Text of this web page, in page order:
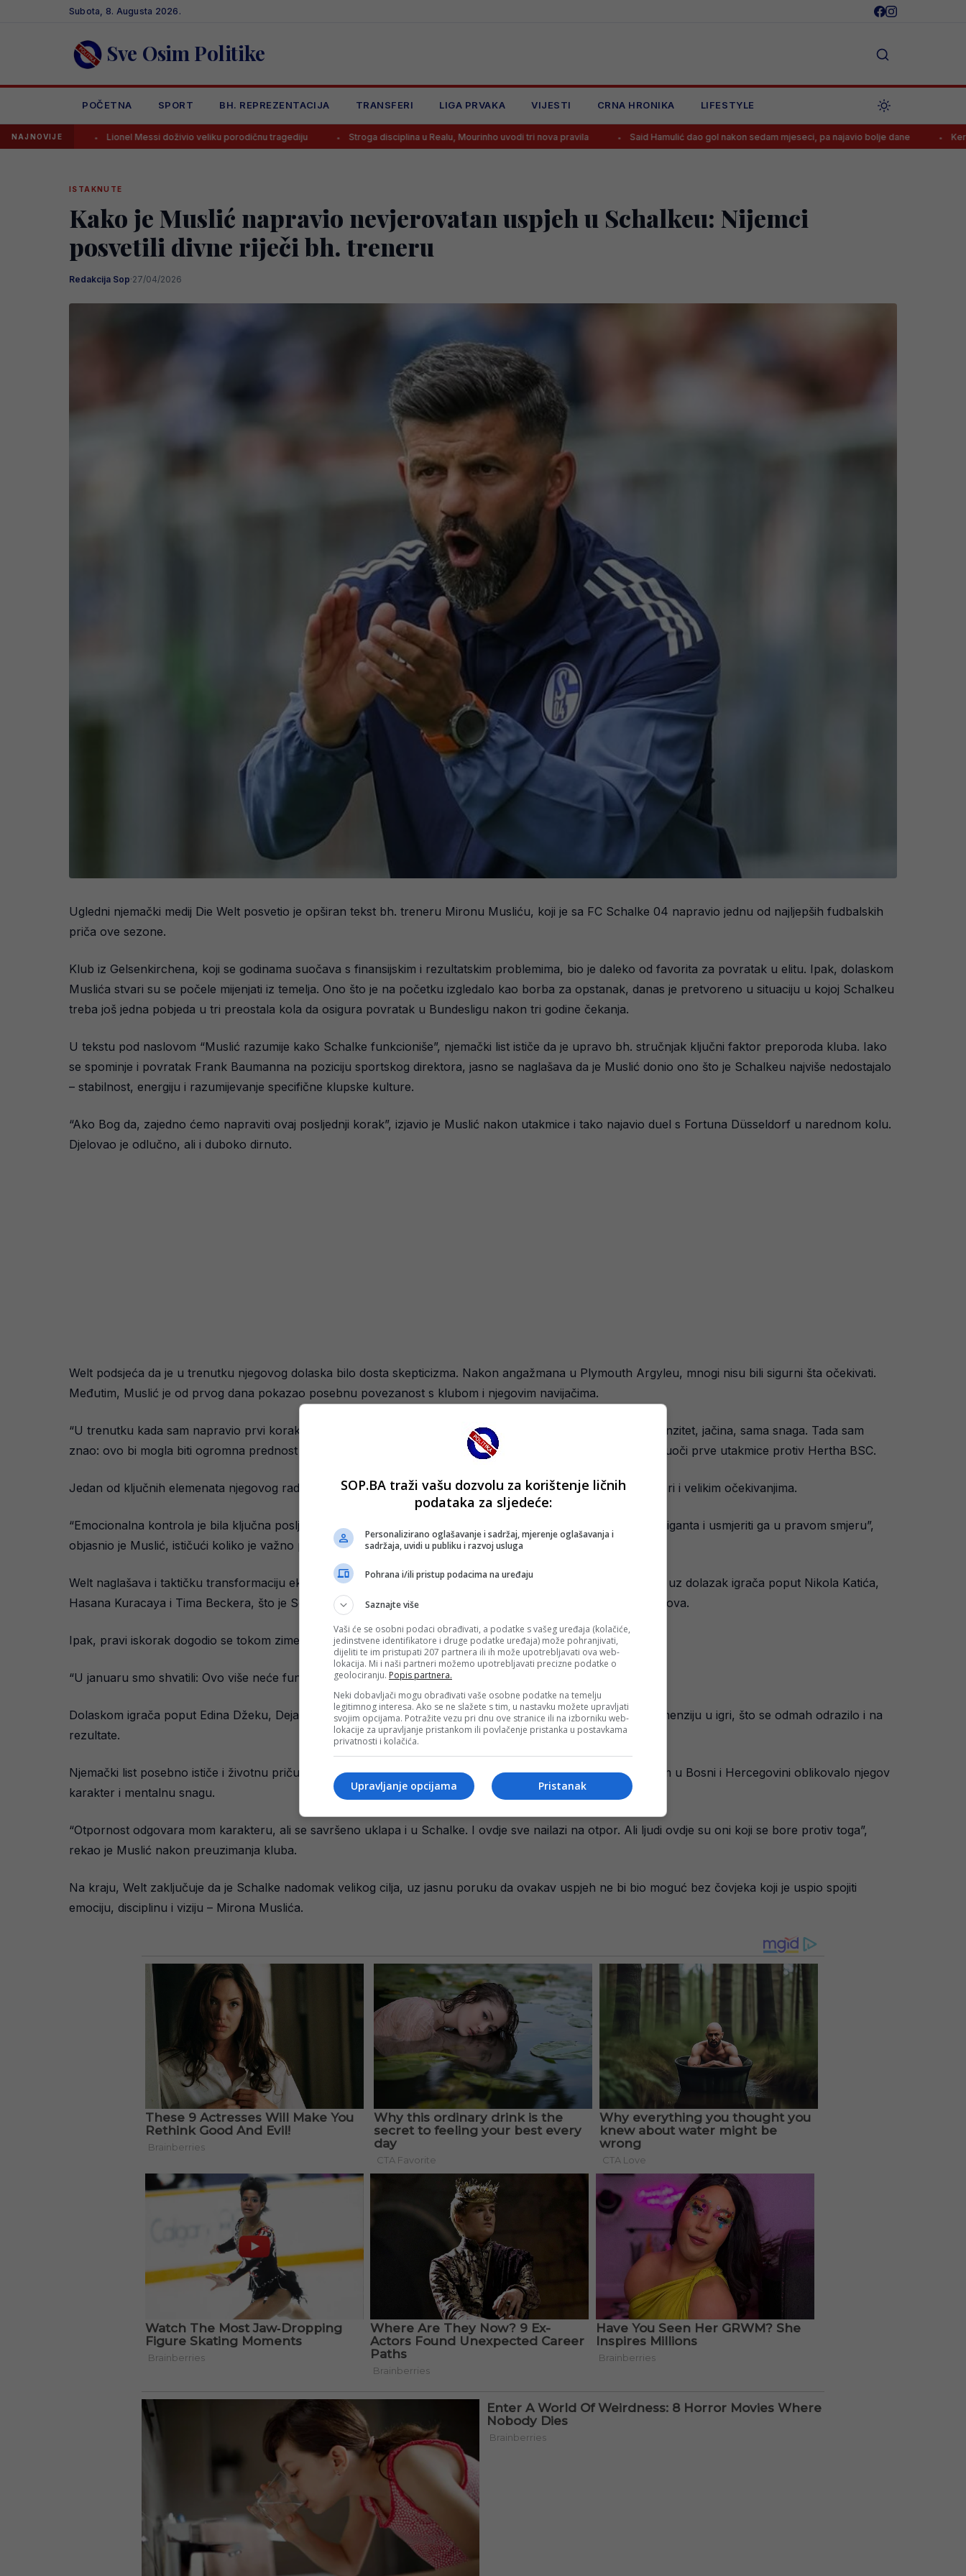
Subota, 8. Augusta 2026.
Sve Osim Politike
POČETNA SPORT BH. REPREZENTACIJA TRANSFERI LIGA PRVAKA VIJESTI CRNA HRONIKA LIFESTYLE
NAJNOVIJE
Lionel Messi doživio veliku porodičnu tragediju Stroga disciplina u Realu, Mourinho uvodi tri nova pravila Said Hamulić dao gol nakon sedam mjeseci, pa najavio bolje dane Kerim danas
ISTAKNUTE
Kako je Muslić napravio nevjerovatan uspjeh u Schalkeu: Nijemci
posvetili divne riječi bh. treneru
Redakcija Sop·27/04/2026
Ugledni njemački medij Die Welt posvetio je opširan tekst bh. treneru Mironu Musliću, koji je sa FC Schalke 04 napravio jednu od najljepših fudbalskih
priča ove sezone.
Klub iz Gelsenkirchena, koji se godinama suočava s finansijskim i rezultatskim problemima, bio je daleko od favorita za povratak u elitu. Ipak, dolaskom
Muslića stvari su se počele mijenjati iz temelja. Ono što je na početku izgledalo kao borba za opstanak, danas je pretvoreno u situaciju u kojoj Schalkeu
treba još jedna pobjeda u tri preostala kola da osigura povratak u Bundesligu nakon tri godine čekanja.
U tekstu pod naslovom “Muslić razumije kako Schalke funkcioniše”, njemački list ističe da je upravo bh. stručnjak ključni faktor preporoda kluba. Iako
se spominje i povratak Frank Baumanna na poziciju sportskog direktora, jasno se naglašava da je Muslić donio ono što je Schalkeu najviše nedostajalo
– stabilnost, energiju i razumijevanje specifične klupske kulture.
“Ako Bog da, zajedno ćemo napraviti ovaj posljednji korak”, izjavio je Muslić nakon utakmice i tako najavio duel s Fortuna Düsseldorf u narednom kolu.
Djelovao je odlučno, ali i duboko dirnuto.
Welt podsjeća da je u trenutku njegovog dolaska bilo dosta skepticizma. Nakon angažmana u Plymouth Argyleu, mnogi nisu bili sigurni šta očekivati.
Međutim, Muslić je od prvog dana pokazao posebnu povezanost s klubom i njegovim navijačima.
“U trenutku kada sam napravio prvi korak kroz tunel na teren, sve je kliknulo. Nikada to neću zaboraviti: intenzitet, jačina, sama snaga. Tada sam
znao: ovo bi mogla biti ogromna prednost za nas”, rekao je Muslić nakon ulaska na prepunu Schalke Arenu uoči prve utakmice protiv Hertha BSC.
Jedan od ključnih elemenata njegovog rada bila je kontrola emocija u klubu poznatom po strastvenoj atmosferi i velikim očekivanjima.
“Emocionalna kontrola je bila ključna posljednjih nekoliko mjeseci; u suprotnom, ne možete stabilizirati ovog giganta i usmjeriti ga u pravom smjeru”,
objasnio je Muslić, ističući koliko je važno pronaći balans između strasti i discipline.
Welt naglašava i taktičku transformaciju ekipe tokom sezone. U prvom dijelu fokus je bio na čvrstoj defanzivi, uz dolazak igrača poput Nikola Katića,
Hasana Kuracaya i Tima Beckera, što je Schalkeu donijelo titulu jesenjeg prvaka uz svega deset primljenih golova.
Ipak, pravi iskorak dogodio se tokom zime, kada je Muslić odlučio dodatno unaprijediti ofanzivni dio tima.
“U januaru smo shvatili: Ovo više neće funkcionisati. Morali smo napraviti sljedeći korak”, objasnio je Muslić.
Dolaskom igrača poput Edina Džeku, Dejana Ljubičića, Adila Aouchichea i Ndiayea, Schalke je dobio novu dimenziju u igri, što se odmah odrazilo i na
rezultate.
Njemački list posebno ističe i životnu priču bh. trenera, naglašavajući da je njegovo djetinjstvo obilježeno ratom u Bosni i Hercegovini oblikovalo njegov
karakter i mentalnu snagu.
“Otpornost odgovara mom karakteru, ali se savršeno uklapa i u Schalke. I ovdje sve nailazi na otpor. Ali ljudi ovdje su oni koji se bore protiv toga”,
rekao je Muslić nakon preuzimanja kluba.
Na kraju, Welt zaključuje da je Schalke nadomak velikog cilja, uz jasnu poruku da ovakav uspjeh ne bi bio moguć bez čovjeka koji je uspio spojiti
emociju, disciplinu i viziju – Mirona Muslića.
SOP.BA traži vašu dozvolu za korištenje ličnih
podataka za sljedeće:
Personalizirano oglašavanje i sadržaj, mjerenje oglašavanja i
sadržaja, uvidi u publiku i razvoj usluga
Pohrana i/ili pristup podacima na uređaju
Saznajte više
Vaši će se osobni podaci obrađivati, a podatke s vašeg uređaja (kolačiće,
jedinstvene identifikatore i druge podatke uređaja) može pohranjivati,
dijeliti te im pristupati 207 partnera ili ih može upotrebljavati ova web-
lokacija. Mi i naši partneri možemo upotrebljavati precizne podatke o
geolociranju. Popis partnera.
Neki dobavljači mogu obrađivati vaše osobne podatke na temelju
legitimnog interesa. Ako se ne slažete s tim, u nastavku možete upravljati
svojim opcijama. Potražite vezu pri dnu ove stranice ili na izborniku web-
lokacije za upravljanje pristankom ili povlačenje pristanka u postavkama
privatnosti i kolačića.
Pristanak
Upravljanje opcijama